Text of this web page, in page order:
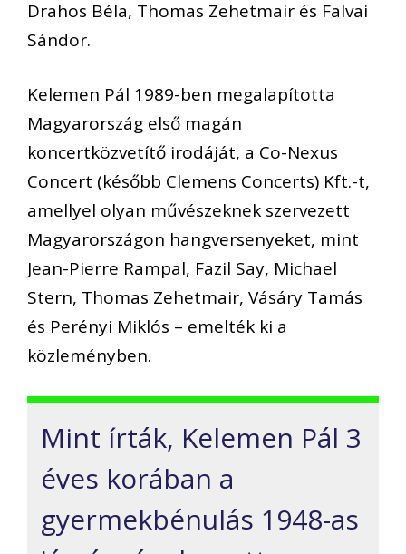
Drahos Béla, Thomas Zehetmair és Falvai
Sándor.
Kelemen Pál 1989-ben megalapította
Magyarország első magán
koncertközvetítő irodáját, a Co-Nexus
Concert (később Clemens Concerts) Kft.-t,
amellyel olyan művészeknek szervezett
Magyarországon hangversenyeket, mint
Jean-Pierre Rampal, Fazil Say, Michael
Stern, Thomas Zehetmair, Vásáry Tamás
és Perényi Miklós – emelték ki a
közleményben.
Mint írták, Kelemen Pál 3
éves korában a
gyermekbénulás 1948-as